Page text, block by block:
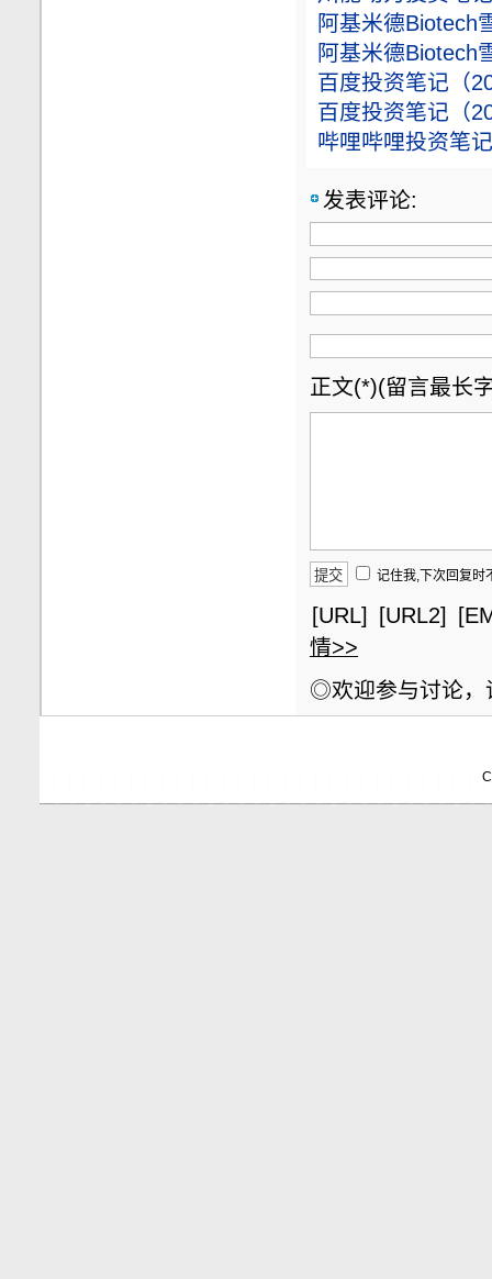
阿基米德Biotech
阿基米德Biotech
百度投资笔记（
百度投资笔记（
哔哩哔哩投资笔
发表评论:
正文(*)(留言最长
记住我,下次回复时
[URL] [URL2]
情>>
◎欢迎参与讨论，